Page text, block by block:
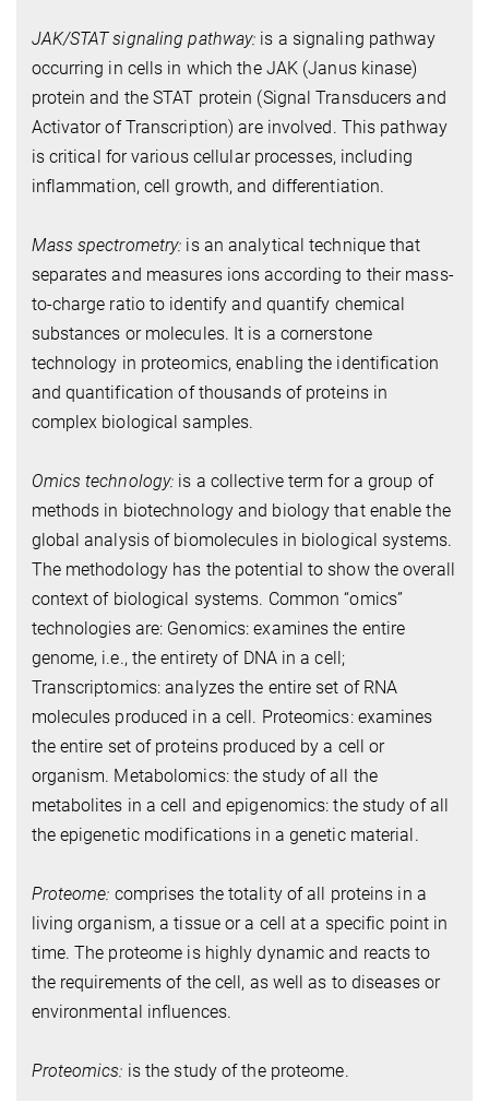
JAK/STAT signaling pathway: is a signaling pathway
occurring in cells in which the JAK (Janus kinase)
protein and the STAT protein (Signal Transducers and
Activator of Transcription) are involved. This pathway
is critical for various cellular processes, including
inflammation, cell growth, and differentiation.
Mass spectrometry: is an analytical technique that
separates and measures ions according to their mass-
to-charge ratio to identify and quantify chemical
substances or molecules. It is a cornerstone
technology in proteomics, enabling the identification
and quantification of thousands of proteins in
complex biological samples.
Omics technology: is a collective term for a group of
methods in biotechnology and biology that enable the
global analysis of biomolecules in biological systems.
The methodology has the potential to show the overall
context of biological systems. Common “omics”
technologies are: Genomics: examines the entire
genome, i.e., the entirety of DNA in a cell;
Transcriptomics: analyzes the entire set of RNA
molecules produced in a cell. Proteomics: examines
the entire set of proteins produced by a cell or
organism. Metabolomics: the study of all the
metabolites in a cell and epigenomics: the study of all
the epigenetic modifications in a genetic material.
Proteome: comprises the totality of all proteins in a
living organism, a tissue or a cell at a specific point in
time. The proteome is highly dynamic and reacts to
the requirements of the cell, as well as to diseases or
environmental influences.
Proteomics: is the study of the proteome.